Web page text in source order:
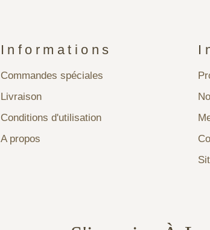
Informations
Commandes spéciales
Livraison
Conditions d'utilisation
A propos